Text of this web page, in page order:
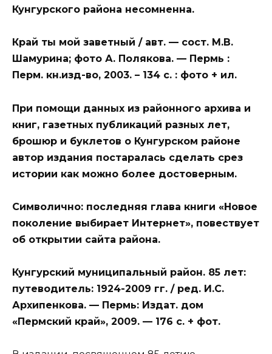
Кунгурского района несомненна.
Край ты мой заветный / авт. — сост. М.В.
Шамурина; фото А. Полякова. — Пермь :
Перм. кн.изд-во, 2003. – 134 с. : фото + ил.
При помощи данных из районного архива и
книг, газетных публикаций разных лет,
брошюр и буклетов о Кунгурском районе
автор издания постаралась сделать срез
истории как можно более достоверным.
Символично: последняя глава книги «Новое
поколение выбирает Интернет», повествует
об открытии сайта района.
Кунгурский муниципальный район. 85 лет:
путеводитель: 1924-2009 гг. / ред. И.С.
Архипенкова. — Пермь: Издат. дом
«Пермский край», 2009. — 176 с. + фот.